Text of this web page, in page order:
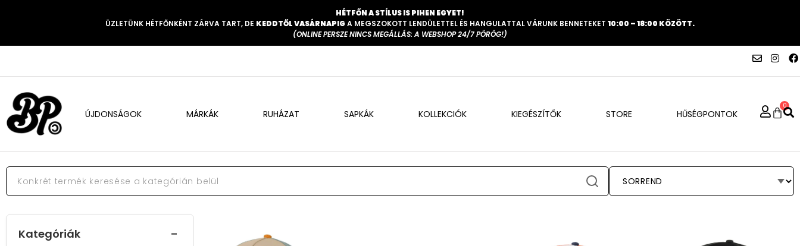
HÉTFŐN A STÍLUS IS PIHEN EGYET!
ÜZLETÜNK HÉTFŐNKÉNT ZÁRVA TART, DE KEDDTŐL VASÁRNAPIG A MEGSZOKOTT LENDÜLETTEL ÉS HANGULATTAL VÁRUNK BENNETEKET 10:00 – 18:00 KÖZÖTT.
(ONLINE PERSZE NINCS MEGÁLLÁS: A WEBSHOP 24/7 PÖRÖG!)
ÚJDONSÁGOK MÁRKÁK RUHÁZAT SAPKÁK KOLLEKCIÓK KIEGÉSZÍTŐK STORE HŰSÉGPONTOK
0
Kategóriák -